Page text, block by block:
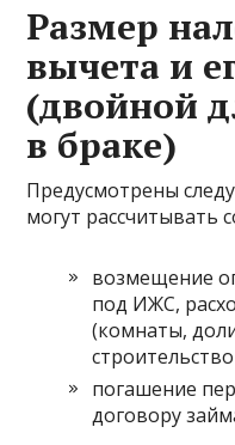
Размер
вычета и
(двойной
в браке)
Предусмотрены
могут рассчитывать
возмещение
под ИЖС,
(комнаты,
погашение
договору